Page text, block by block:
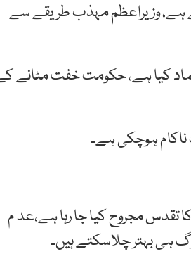
ہے، وزیراعظم مہذب طریقے سے
اپنی پارٹی کے 17 اراکین نے عدم اعتماد کیا ہے، حکومت خفت
ناکام ہوچکی ہے۔
تقدس مجروح کیا جا رہا ہے،عد م
ہی بہتر چلاسکتے ہیں۔